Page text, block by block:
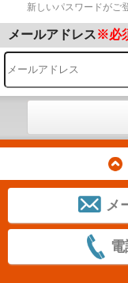
新しいパスワードがご
メールアドレス※必
メ